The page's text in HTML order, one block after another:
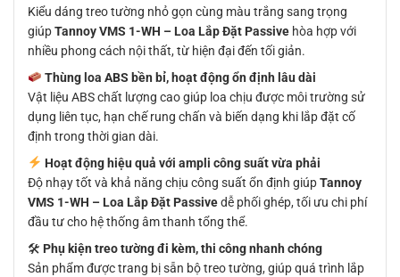
Kiểu dáng treo tường nhỏ gọn cùng màu trắng sang trọng
giúpTannoy VMS 1-WH – Loa Lắp Đặt Passive hòa hợp với
nhiều phong cách nội thất, từ hiện đại đến tối giản.
Thùng loa ABS bền bỉ, hoạt động ổn định lâu dài
Vật liệu ABS chất lượng cao giúp loa chịu được môi trường sử
dụng liên tục, hạn chế rung chấn và biến dạng khi lắp đặt cố
định trong thời gian dài.
Hoạt động hiệu quả với ampli công suất vừa phải
Độ nhạy tốt và khả năng chịu công suất ổn định giúpTannoy
VMS 1-WH – Loa Lắp Đặt Passivedễ phối ghép, tối ưu chi phí
đầu tư cho hệ thống âm thanh tổng thể.
🛠 Phụ kiện treo tường đi kèm, thi công nhanh chóng
Sản phẩm được trang bị sẵn bộ treo tường, giúp quá trình lắp